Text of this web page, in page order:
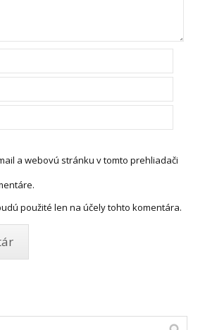
a webovú stránku v tomto prehliadači
použité len na účely tohto komentára.